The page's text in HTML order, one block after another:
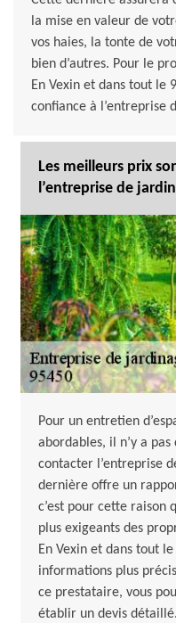
la mise en valeur de
vos haies, la tonte de
bien d’autres. Pour le
En Vexin et dans tout le
confiance à l’entreprise
Les meilleurs prix
l’entreprise de
Pour un entretien
abordables, il n’y a
contacter l’entreprise
dernière offre un
c’est pour cette raison
plus exigeants des
En Vexin et dans tout
informations plus
ce prestataire, vous
établir un devis détaillé.